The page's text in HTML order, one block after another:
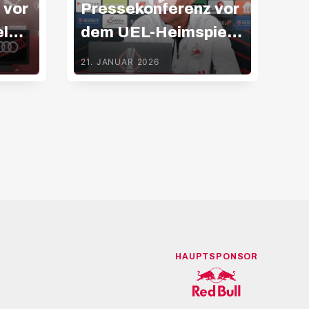
vor
Pressekonferenz vor
dem UEL-Heimspiel
gegen Basel
21. JANUAR 2026
HAUPTSPONSOR